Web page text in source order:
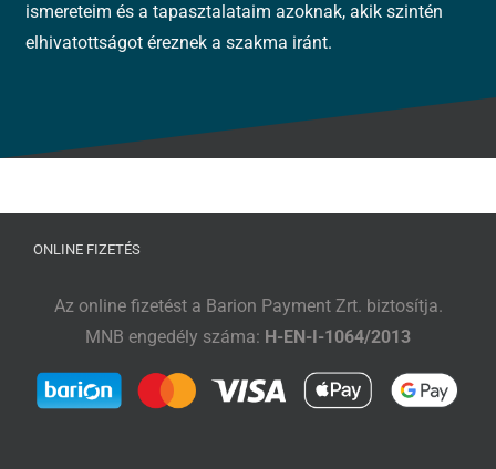
ismereteim és a tapasztalataim azoknak, akik szintén
elhivatottságot éreznek a szakma iránt.
ONLINE FIZETÉS
Az online fizetést a Barion Payment Zrt. biztosítja.
MNB engedély száma: H-EN-I-1064/2013